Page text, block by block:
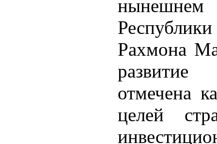
Рахмона
развитие
отмечена
целей